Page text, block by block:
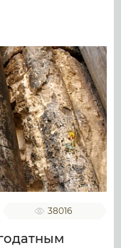
38016